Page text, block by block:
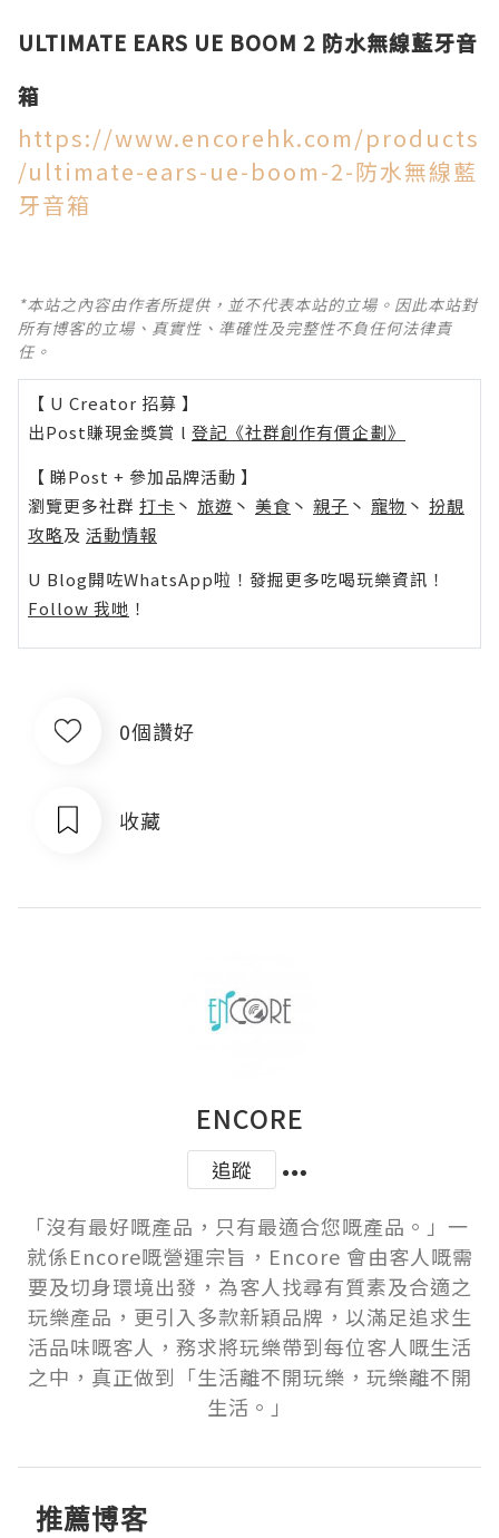
ULTIMATE EARS UE BOOM 2 防水無線藍牙音
箱
https://www.encorehk.com/products
/ultimate-ears-ue-boom-2-防水無線藍
牙音箱
*本站之內容由作者所提供，並不代表本站的立場。因此本站對
所有博客的立場、真實性、準確性及完整性不負任何法律責
任。
【 U Creator 招募 】
出Post賺現金獎賞 l 登記《社群創作有價企劃》
【 睇Post + 參加品牌活動 】
瀏覽更多社群 打卡 丶 旅遊 丶 美食 丶 親子 丶 寵物 丶 扮靚
攻略及 活動情報
U Blog開咗WhatsApp啦！發掘更多吃喝玩樂資訊！
Follow 我哋 ！
0個讚好
收藏
ENCORE
追蹤
「沒有最好嘅產品，只有最適合您嘅產品。」一
就係Encore嘅營運宗旨，Encore 會由客人嘅需
要及切身環境出發，為客人找尋有質素及合適之
玩樂產品，更引入多款新穎品牌，以滿足追求生
活品味嘅客人，務求將玩樂帶到每位客人嘅生活
之中，真正做到「生活離不開玩樂，玩樂離不開
生活。」
推薦博客